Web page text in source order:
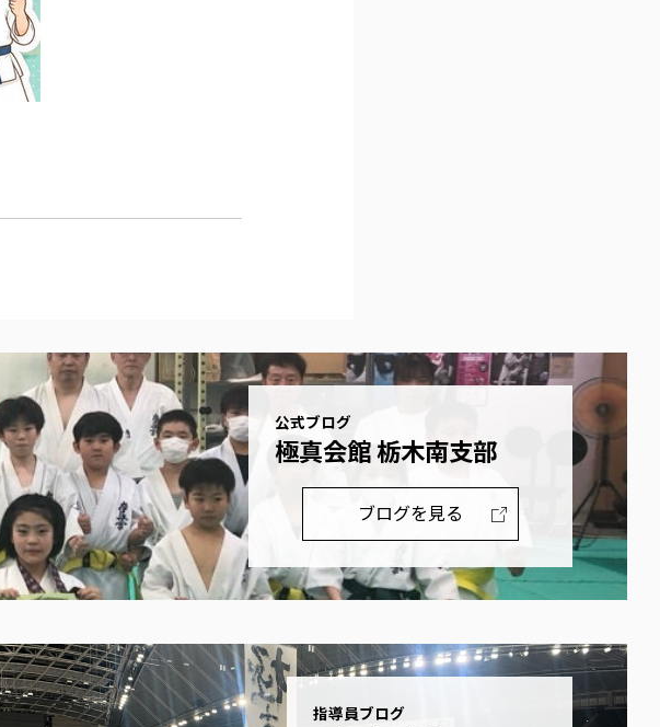
公式ブログ
極真会館 栃木南支部
ブログを見る
指導員ブログ